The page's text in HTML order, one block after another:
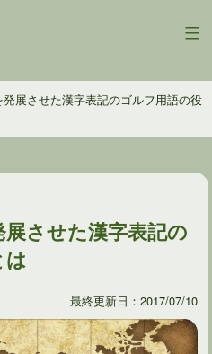
展させた漢字表記のゴルフ用語の役
させた漢字表記の
は
最終更新日：2017/07/10